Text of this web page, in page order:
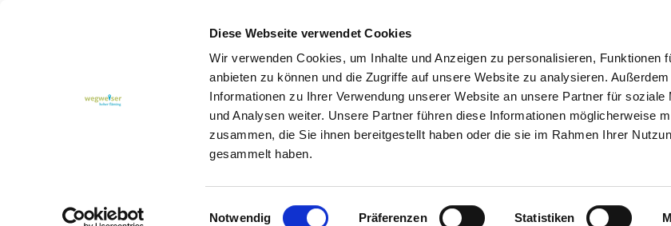
Diese Webseite verwendet Cookies
Wir verwenden Cookies, um Inhalte und Anzeigen zu personalisieren, Funktionen
anbieten zu können und die Zugriffe auf unsere Website zu analysieren.
Informationen zu Ihrer Verwendung unserer Website an unsere Partner für soziale
und Analysen weiter. Unsere Partner führen diese Informationen möglicherweise
zusammen, die Sie ihnen bereitgestellt haben oder die sie im Rahmen Ihrer
gesammelt haben.
Einwilligungsauswahl
Notwendig Präferenzen Statistiken